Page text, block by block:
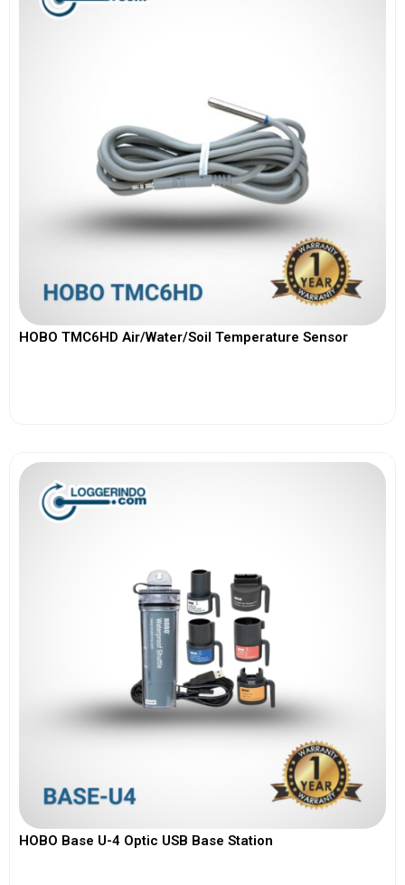
HOBO TMC6HD Air/Water/Soil Temperature Sensor
HOBO Base U-4 Optic USB Base Station